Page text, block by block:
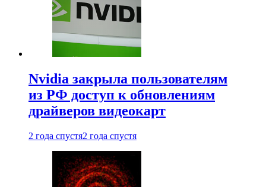
Nvidia закрыла пользователям
из РФ доступ к обновлениям
драйверов видеокарт
2 года спустя2 года спустя